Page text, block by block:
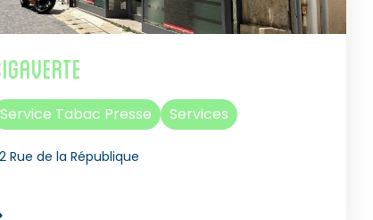
Service Tabac Presse Services
Rue de la République